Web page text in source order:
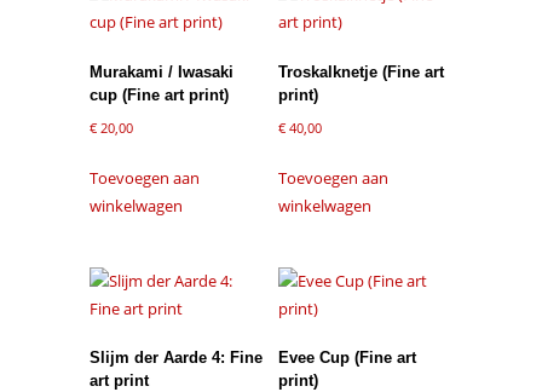
Murakami / Iwasaki
cup (Fine art print)
€ 20,00
Toevoegen aan
winkelwagen
Troskalknetje (Fine art
print)
€ 40,00
Toevoegen aan
winkelwagen
Slijm der Aarde 4: Fine
art print
Evee Cup (Fine art
print)